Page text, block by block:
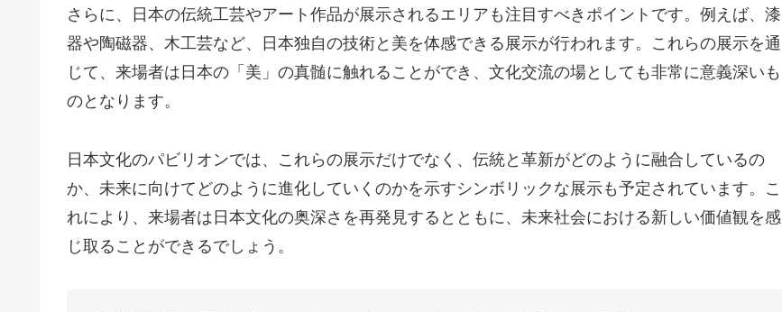
さらに、日本の伝統工芸やアート作品が展示されるエリアも注目すべきポイントです。例えば、漆
器や陶磁器、木工芸など、日本独自の技術と美を体感できる展示が行われます。これらの展示を通
じて、来場者は日本の「美」の真髄に触れることができ、文化交流の場としても非常に意義深いも
のとなります。
日本文化のパビリオンでは、これらの展示だけでなく、伝統と革新がどのように融合しているの
か、未来に向けてどのように進化していくのかを示すシンボリックな展示も予定されています。こ
れにより、来場者は日本文化の奥深さを再発見するとともに、未来社会における新しい価値観を感
じ取ることができるでしょう。